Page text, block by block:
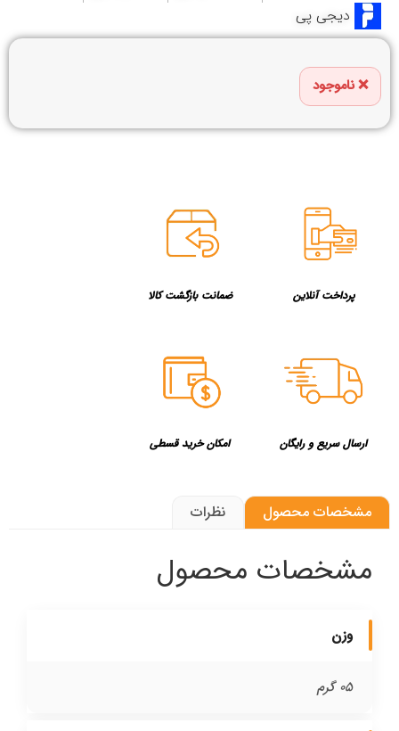
دیجی پی
ناموجود
پرداخت آنلاین ضمانت بازگشت کالا
ارسال سریع و رایگان امکان خرید قسطی
مشخصات محصول نظرات
مشخصات محصول
وزن
05 گرم